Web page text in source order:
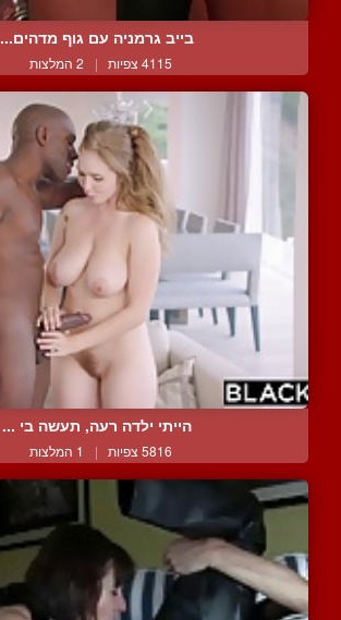
בייב גרמניה עם גוף מדהים...
4115 צפיות | 2 המלצות
הייתי ילדה רעה, תעשה בי ...
5816 צפיות | 1 המלצות